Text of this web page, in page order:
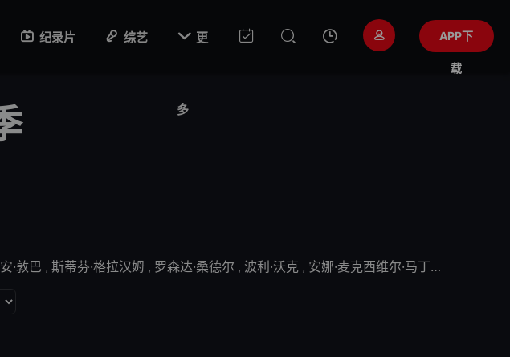
纪录片 综艺  更
多
APP下
载
·敦巴 , 斯蒂芬·格拉汉姆 , 罗森达·桑德尔 , 波利·沃克 , 安娜·麦克西维尔·马丁 ,